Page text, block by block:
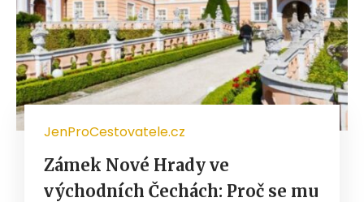
JenProCestovatele.cz
Zámek Nové Hrady ve
východních Čechách: Proč se mu